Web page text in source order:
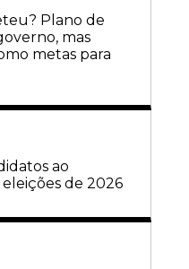
Plano de
mas
metas para
ao
de 2026